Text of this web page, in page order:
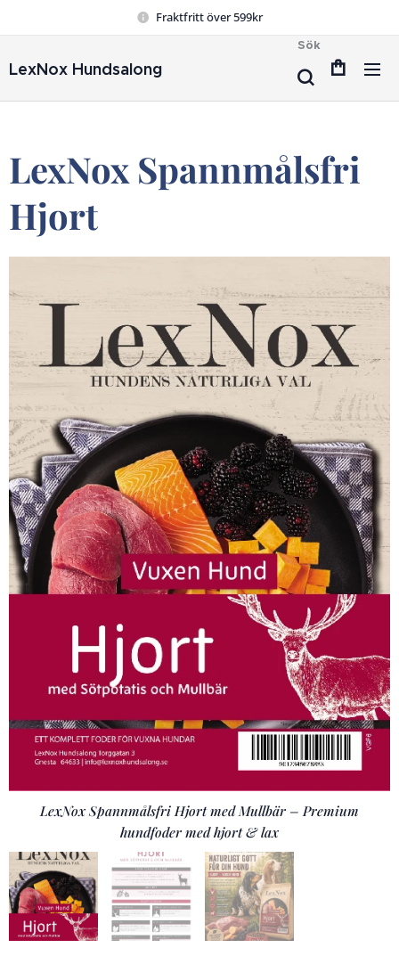
Fraktfritt över 599kr
LexNox Hundsalong
Sök
LexNox Spannmålsfri
Hjort
LexNox Spannmålsfri Hjort med Mullbär – Premium
hundfoder med hjort & lax
LexNox Spannmålsfri Hjort med Mullbär – Premium
hundfoder med hjort & lax
LexNox Spannmålsfri Hjort med Mullbär – Premium
hundfoder med hjort & lax